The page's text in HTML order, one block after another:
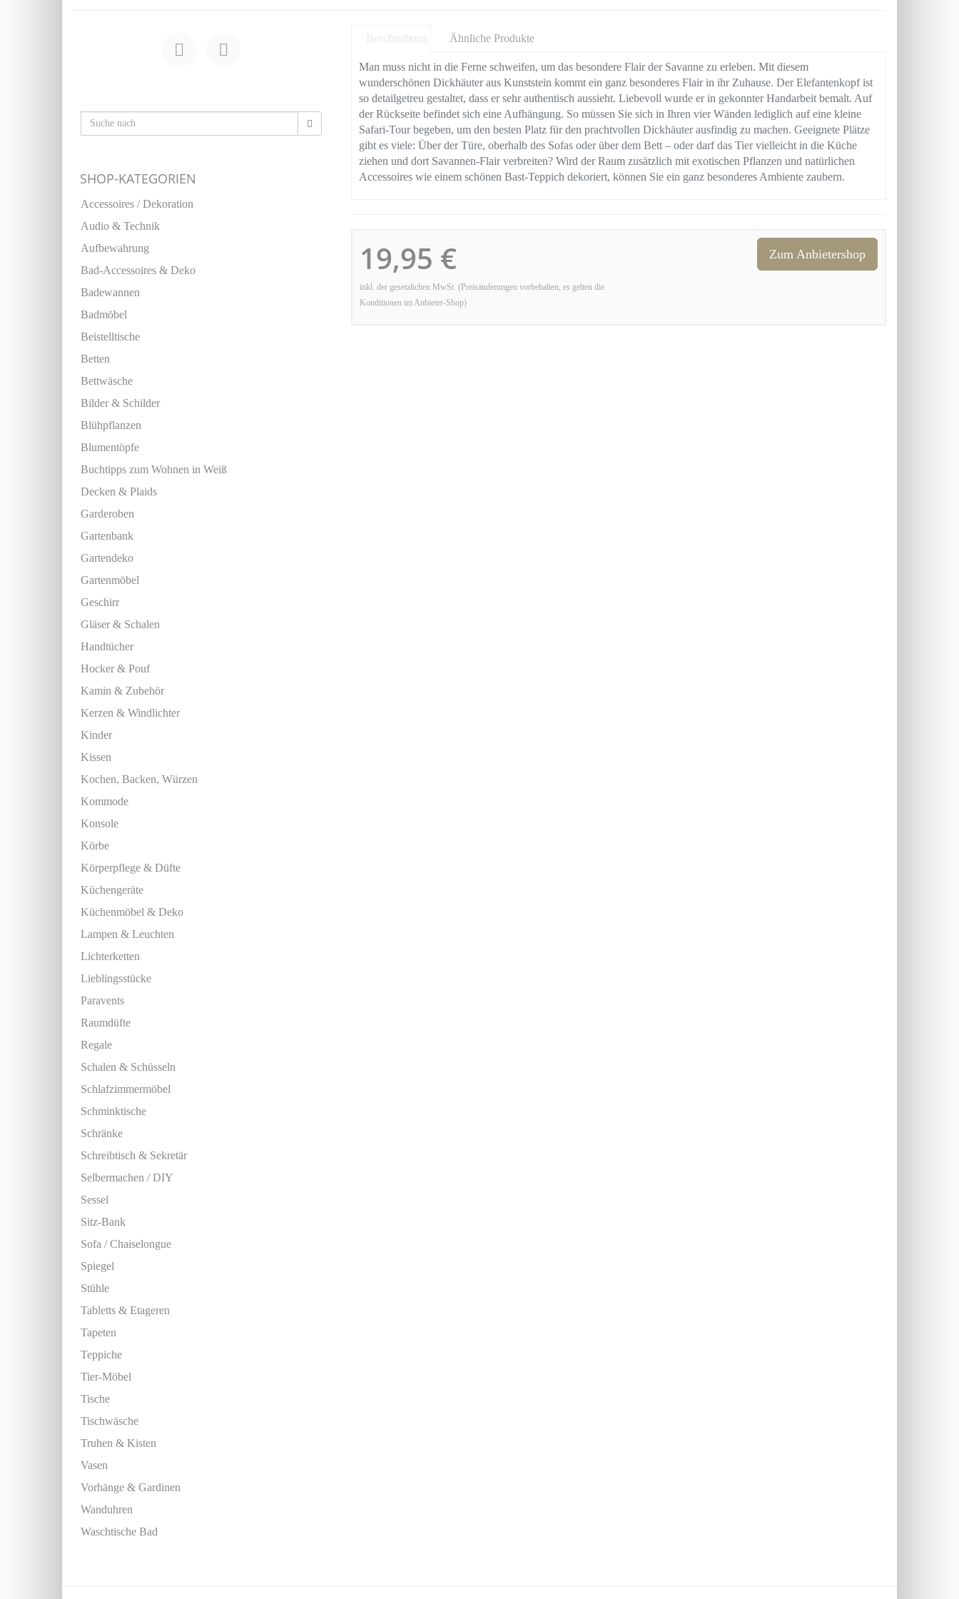
Beschreibung Ähnliche Produkte
Man muss nicht in die Ferne schweifen, um das besondere Flair der Savanne zu erleben. Mit diesem
wunderschönen Dickhäuter aus Kunststein kommt ein ganz besonderes Flair in ihr Zuhause. Der Elefantenkopf ist
so detailgetreu gestaltet, dass er sehr authentisch aussieht. Liebevoll wurde er in gekonnter Handarbeit bemalt. Auf
der Rückseite befindet sich eine Aufhängung. So müssen Sie sich in Ihren vier Wänden lediglich auf eine kleine
Safari-Tour begeben, um den besten Platz für den prachtvollen Dickhäuter ausfindig zu machen. Geeignete Plätze
gibt es viele: Über der Türe, oberhalb des Sofas oder über dem Bett – oder darf das Tier vielleicht in die Küche
ziehen und dort Savannen-Flair verbreiten? Wird der Raum zusätzlich mit exotischen Pflanzen und natürlichen
Accessoires wie einem schönen Bast-Teppich dekoriert, können Sie ein ganz besonderes Ambiente zaubern.
19,95 €
inkl. der gesetzlichen MwSt. (Preisänderungen vorbehalten, es gelten die
Konditionen im Anbieter-Shop)
Zum Anbietershop
SHOP-KATEGORIEN
Accessoires / Dekoration
Audio & Technik
Aufbewahrung
Bad-Accessoires & Deko
Badewannen
Badmöbel
Beistelltische
Betten
Bettwäsche
Bilder & Schilder
Blühpflanzen
Blumentöpfe
Buchtipps zum Wohnen in Weiß
Decken & Plaids
Garderoben
Gartenbank
Gartendeko
Gartenmöbel
Geschirr
Gläser & Schalen
Handtücher
Hocker & Pouf
Kamin & Zubehör
Kerzen & Windlichter
Kinder
Kissen
Kochen, Backen, Würzen
Kommode
Konsole
Körbe
Körperpflege & Düfte
Küchengeräte
Küchenmöbel & Deko
Lampen & Leuchten
Lichterketten
Lieblingsstücke
Paravents
Raumdüfte
Regale
Schalen & Schüsseln
Schlafzimmermöbel
Schminktische
Schränke
Schreibtisch & Sekretär
Selbermachen / DIY
Sessel
Sitz-Bank
Sofa / Chaiselongue
Spiegel
Stühle
Tabletts & Etageren
Tapeten
Teppiche
Tier-Möbel
Tische
Tischwäsche
Truhen & Kisten
Vasen
Vorhänge & Gardinen
Wanduhren
Waschtische Bad